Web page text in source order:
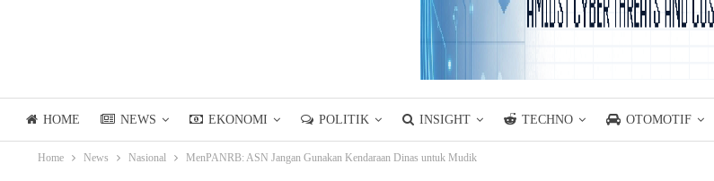
HOME NEWS EKONOMI POLITIK INSIGHT TECHNO OTOMOTIF
LIFESTYLE ASIANPOSTTV
Home News Nasional MenPANRB: ASN Jangan Gunakan Kendaraan Dinas untuk Mudik